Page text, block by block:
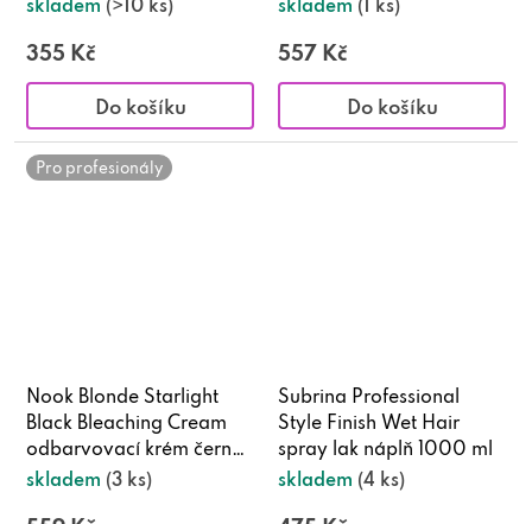
skladem (>10 ks)
355 Kč
Do košíku
skladem (1 ks)
557 Kč
Do košíku
Pro profesionály
Nook Blonde Starlight
Black Bleaching Cream
odbarvovací krém černý
250 g
skladem (3 ks)
Subrina Professional
Style Finish Wet Hair
spray lak náplň 1000 ml
skladem (4 ks)